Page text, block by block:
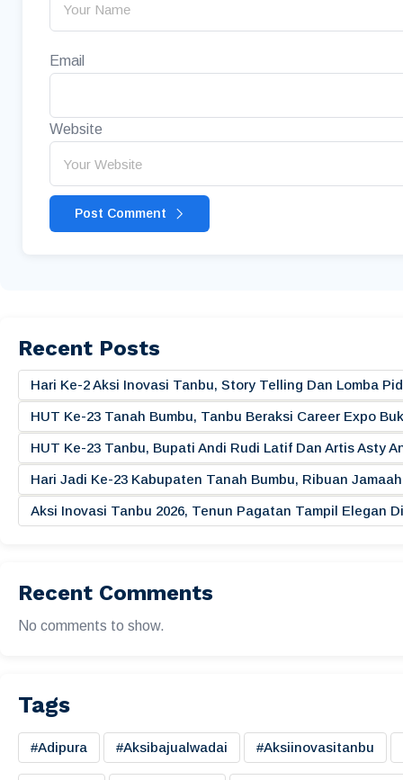
Email
Website
Post Comment
Recent Posts
Hari Ke-2 Aksi Inovasi Tanbu, Story Telling Dan Lomba
HUT Ke-23 Tanah Bumbu, Tanbu Beraksi Career Expo
HUT Ke-23 Tanbu, Bupati Andi Rudi Latif Dan Artis Asty
Hari Jadi Ke-23 Kabupaten Tanah Bumbu, Ribuan
Aksi Inovasi Tanbu 2026, Tenun Pagatan Tampil Elegan
Recent Comments
No comments to show.
Tags
#adipura #aksibajualwadai #aksiinovasitanbu